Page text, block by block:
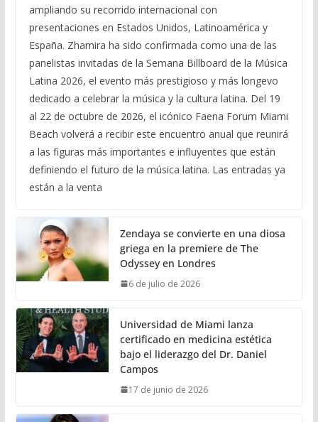
ampliando su recorrido internacional con
presentaciones en Estados Unidos, Latinoamérica y
España. Zhamira ha sido confirmada como una de las
panelistas invitadas de la Semana Billboard de la Música
Latina 2026, el evento más prestigioso y más longevo
dedicado a celebrar la música y la cultura latina. Del 19
al 22 de octubre de 2026, el icónico Faena Forum Miami
Beach volverá a recibir este encuentro anual que reunirá
a las figuras más importantes e influyentes que están
definiendo el futuro de la música latina. Las entradas ya
están a la venta
Zendaya se convierte en una diosa
griega en la premiere de The
Odyssey en Londres
6 de julio de 2026
Universidad de Miami lanza
certificado en medicina estética
bajo el liderazgo del Dr. Daniel
Campos
17 de junio de 2026